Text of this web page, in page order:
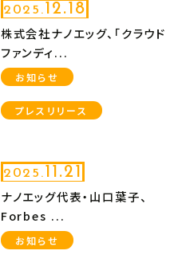
2025.
12.18
株式会社ナノエッグ、「クラウド
ファンディ...
お知らせ
プレスリリース
2025.11.21
ナノエッグ代表・山口葉子、
Forbes ...
お知らせ